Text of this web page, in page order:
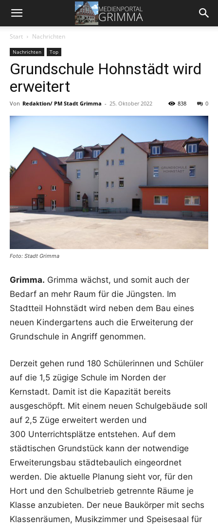
Start Nachrichten
Nachrichten Top
Grundschule Hohnstädt wird
erweitert
Von Redaktion/ PM Stadt Grimma - 25. Oktober 2022 0
838
Foto: Stadt Grimma
Grimma. Grimma wächst, und somit auch der
Bedarf an mehr Raum für die Jüngsten. Im
Stadtteil Hohnstädt wird neben dem Bau eines
neuen Kindergartens auch die Erweiterung der
Grundschule in Angriff genommen.
Derzeit gehen rund 180 Schülerinnen und Schüler
auf die 1,5 zügige Schule im Norden der
Kernstadt. Damit ist die Kapazität bereits
ausgeschöpft. Mit einem neuen Schulgebäude soll
auf 2,5 Züge erweitert werden und
300 Unterrichtsplätze entstehen. Auf dem
städtischen Grundstück kann der notwendige
Erweiterungsbau städtebaulich eingeordnet
werden. Die aktuelle Planung sieht vor, für den
Hort und den Schulbetrieb getrennte Räume je
Klasse anzubieten. Der neue Baukörper mit sechs
Klassenräumen, Musikzimmer und Speisesaal für